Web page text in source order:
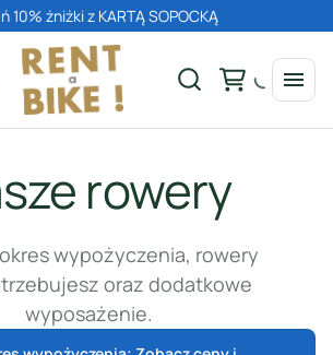
10% żniżki z KARTĄ SOPOCKĄ
rowery
wypożyczenia, rowery
oraz dodatkowe
wyposażenie.